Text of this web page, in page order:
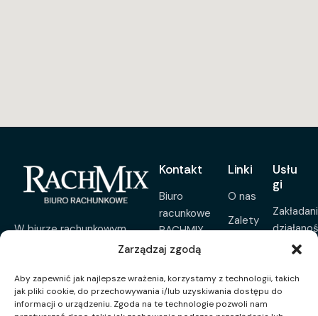
Zarządzaj zgodą
Aby zapewnić jak najlepsze wrażenia, korzystamy z technologii, takich
jak pliki cookie, do przechowywania i/lub uzyskiwania dostępu do
informacji o urządzeniu. Zgoda na te technologie pozwoli nam
W biurze rachunkowym
RACHMIX wierzymy, że
tylko liczby. Pomagamy
przedsiębiorcom rozwijać
Kontakt
Biuro
racunkowe
RACHMIX
Jolanta
Wiatrakowa 3,
15-827
Linki
O nas
Zalety
Kontakt
Usłu
gi
Pełna
Usługi